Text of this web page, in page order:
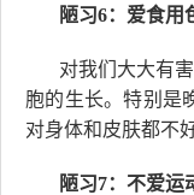
陋习6：爱食用
对我们大大有
胞的生长。特别是
对身体和皮肤都不好
陋习7：不爱运